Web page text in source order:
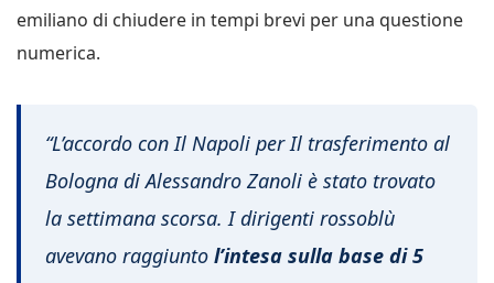
emiliano di chiudere in tempi brevi per una questione
numerica.
“L’accordo con Il Napoli per Il trasferimento al
Bologna di Alessandro Zanoli è stato trovato
la settimana scorsa. I dirigenti rossoblù
avevano raggiunto l’intesa sulla base di 5